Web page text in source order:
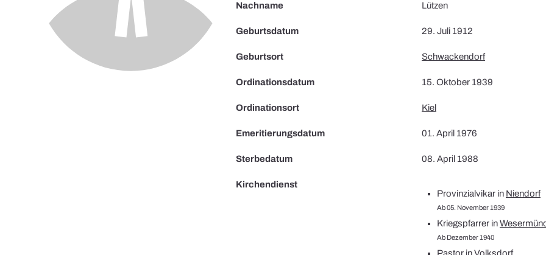
Nachname Lützen
Geburtsdatum 29. Juli 1912
Geburtsort Schwackendorf
Ordinationsdatum 15. Oktober 1939
Ordinationsort Kiel
Emeritierungsdatum 01. April 1976
Sterbedatum 08. April 1988
Kirchendienst
Provinzialvikar in Niendorf
Ab 05. November 1939
Kriegspfarrer in
Ab Dezember 1940